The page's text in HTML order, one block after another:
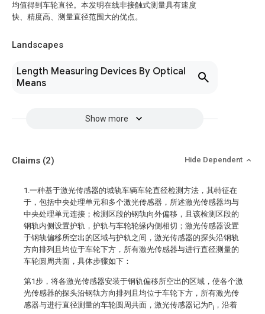
均值得到车轮直径。本发明在线非接触式测量具有速度
快、精度高、测量直径范围大的优点。
Landscapes
Length Measuring Devices By Optical
Means
Show more
Claims (2) Hide Dependent
1.一种基于激光传感器的城轨车辆车轮直径检测方法，其特征在
于，包括中央处理单元和多个激光传感器，所述激光传感器均与
中央处理单元连接；检测区段的钢轨向外偏移，且该检测区段的
钢轨内侧设置护轨，护轨与车轮轮缘内侧相切；激光传感器设置
于钢轨偏移所空出的区域与护轨之间，激光传感器的探头沿钢轨
方向排列且均位于车轮下方，所有激光传感器与进行直径测量的
车轮圆周共面，具体步骤如下：
第1步，将各激光传感器安装于钢轨偏移所空出的区域，使各个激
光传感器的探头沿钢轨方向排列且均位于车轮下方，所有激光传
感器与进行直径测量的车轮圆周共面，激光传感器记为Pi ，沿着